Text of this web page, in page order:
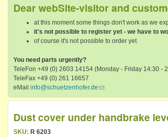
Dear webSite-visitor and
at this moment some things don't work as we
it's not possible to register yet - we have to
of course it's not possible to order yet
You need parts urgently?
TeleFon +49 (0) 2603 14154 (Monday - Friday 14:30 -
TeleFax +49 (0) 261 16657
eMail info@schuetzenhofer.de (link sends e-mail)
Dust cover under handbrake
SKU: R 6203